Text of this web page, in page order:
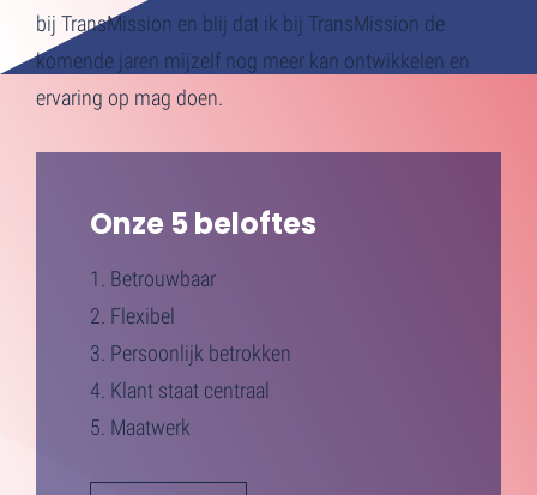
bij TransMission en blij dat ik bij TransMission de
komende jaren mijzelf nog meer kan ontwikkelen en
ervaring op mag doen.
Onze 5 beloftes
1. Betrouwbaar
2. Flexibel
3. Persoonlijk betrokken
4. Klant staat centraal
5. Maatwerk